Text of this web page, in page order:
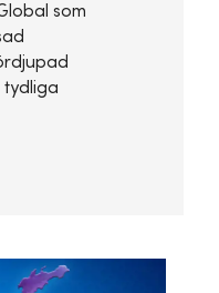
som
tydliga